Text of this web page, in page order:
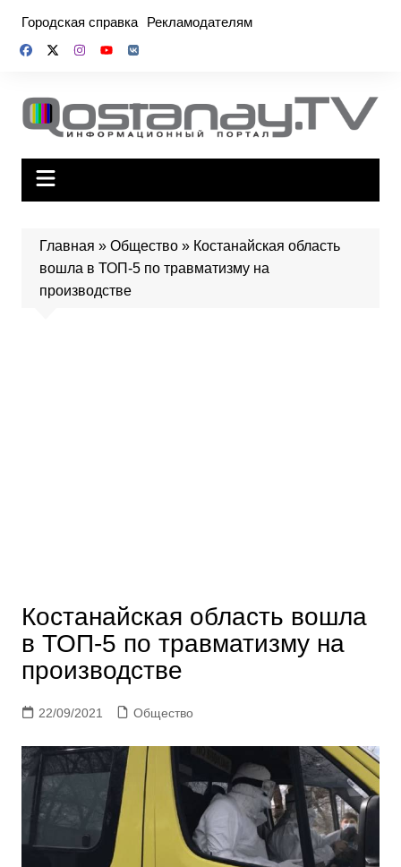
содержимому
Городская справка Рекламодателям
Главная » Общество» Костанайская область
вошла в ТОП-5 по травматизму на
производстве
Костанайская область вошла
в ТОП-5 по травматизму на
производстве
22/09/2021 Общество